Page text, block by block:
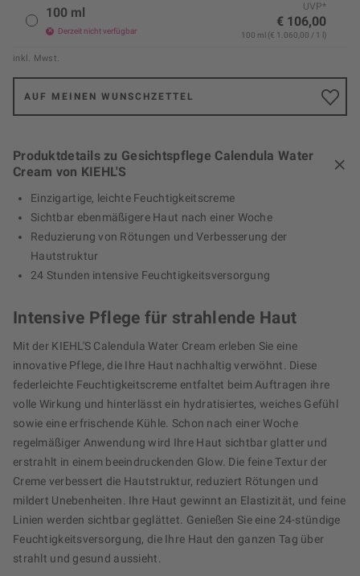
100 ml
Derzeit nicht verfügbar
UVP*
€ 106,00
100 ml (€ 1.060,00 / 1 l)
inkl. Mwst.
AUF MEINEN WUNSCHZETTEL
Produktdetails zu Gesichtspflege Calendula Water
Cream von KIEHL'S
Einzigartige, leichte Feuchtigkeitscreme
Sichtbar ebenmäßigere Haut nach einer Woche
Reduzierung von Rötungen und Verbesserung der
Hautstruktur
24 Stunden intensive Feuchtigkeitsversorgung
Intensive Pflege für strahlende Haut
Mit der KIEHL'S Calendula Water Cream erleben Sie eine
innovative Pflege, die Ihre Haut nachhaltig verwöhnt. Diese
federleichte Feuchtigkeitscreme entfaltet beim Auftragen ihre
volle Wirkung und hinterlässt ein hydratisiertes, weiches Gefühl
sowie eine erfrischende Kühle. Schon nach einer Woche
regelmäßiger Anwendung wird Ihre Haut sichtbar glatter und
erstrahlt in einem beeindruckenden Glow. Die feine Textur der
Creme verbessert die Hautstruktur, reduziert Rötungen und
mildert Unebenheiten. Ihre Haut gewinnt an Elastizität, und feine
Linien werden sichtbar geglättet. Genießen Sie eine 24-stündige
Feuchtigkeitsversorgung, die Ihre Haut den ganzen Tag über
strahlt und gesund aussieht.